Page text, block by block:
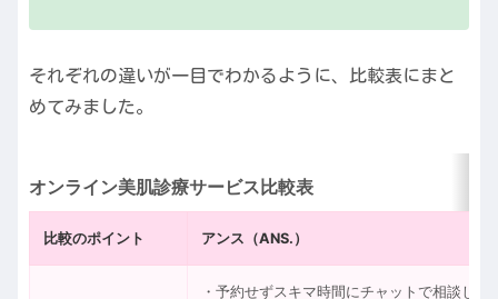
それぞれの違いが一目でわかるように、比較表にまと
めてみました。
オンライン美肌診療サービス比較表
比較のポイント アンス（ANS.）
・予約せずスキマ時間にチャットで相談した